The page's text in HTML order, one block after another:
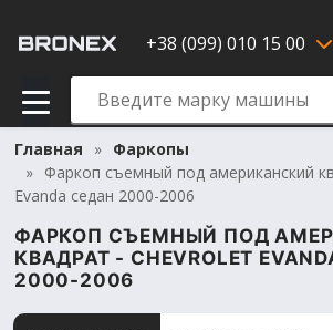
+38 (099) 010 15 00
Главная
Фаркопы
Фаркоп съемный под американский
Evanda седан 2000-2006
ФАРКОП СЪЕМНЫЙ ПОД
КВАДРАТ - CHEVROLET
2000-2006